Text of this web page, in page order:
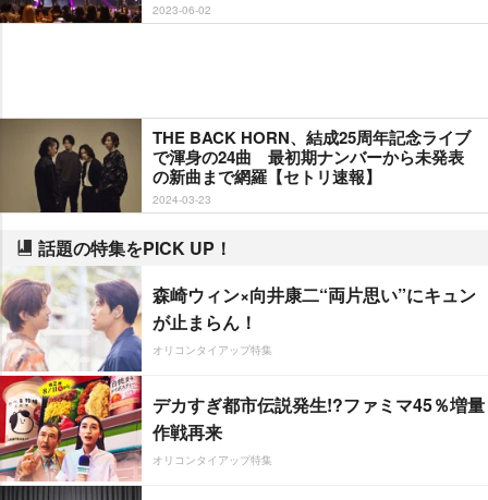
2023-06-02
THE BACK HORN、結成25周年記念ライブ
で渾身の24曲 最初期ナンバーから未発表
の新曲まで網羅【セトリ速報】
2024-03-23
話題の特集をPICK UP！
森崎ウィン×向井康二“両片思い”にキュン
が止まらん！
オリコンタイアップ特集
デカすぎ都市伝説発生!?ファミマ45％増量
作戦再来
オリコンタイアップ特集